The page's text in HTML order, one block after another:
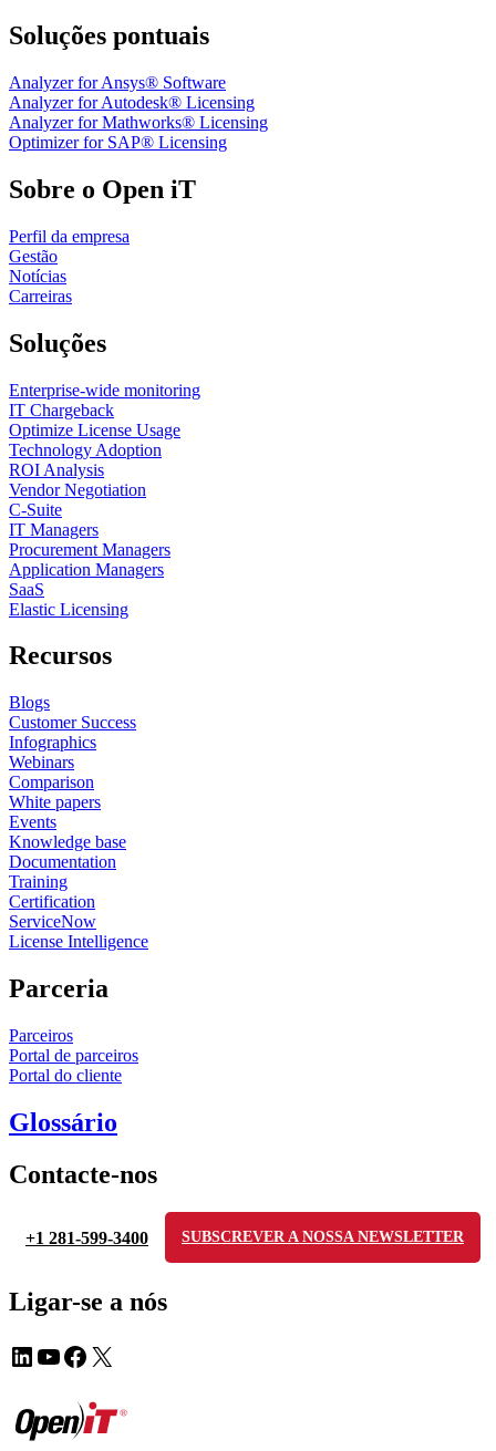
Soluções pontuais
Analyzer for Ansys® Software
Analyzer for Autodesk® Licensing
Analyzer for Mathworks® Licensing
Optimizer for SAP® Licensing
Sobre o Open iT
Perfil da empresa
Gestão
Notícias
Carreiras
Soluções
Enterprise-wide monitoring
IT Chargeback
Optimize License Usage
Technology Adoption
ROI Analysis
Vendor Negotiation
C-Suite
IT Managers
Procurement Managers
Application Managers
SaaS
Elastic Licensing
Recursos
Blogs
Customer Success
Infographics
Webinars
Comparison
White papers
Events
Knowledge base
Documentation
Training
Certification
ServiceNow
License Intelligence
Parceria
Parceiros
Portal de parceiros
Portal do cliente
Glossário
Contacte-nos
+1 281-599-3400 SUBSCREVER A NOSSA NEWSLETTER
Ligar-se a nós